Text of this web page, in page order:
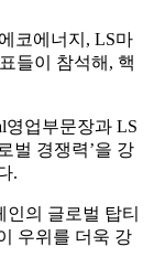
코에너지, LS마
들이 참석해, 핵
영업부문장과 LS
벌 경쟁력’을 강
.
의 글로벌 탑티
우위를 더욱 강